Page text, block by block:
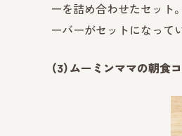
ーを詰め合わせたセット
ーバーがセットになって
（3）ムーミンママの朝食